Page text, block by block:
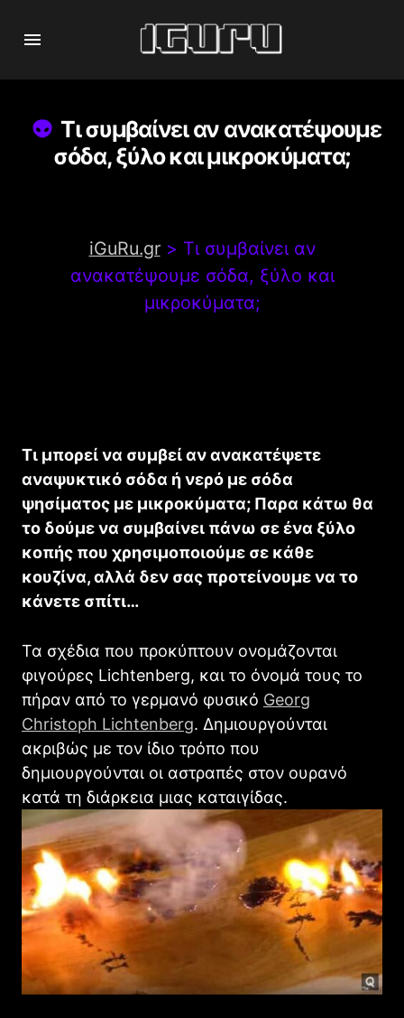
Τι συμβαίνει αν ανακατέψουμε
σόδα, ξύλο και μικροκύματα;
iGuRu.gr> Τι συμβαίνει αν
ανακατέψουμε σόδα, ξύλο και
μικροκύματα;
Τι μπορεί να συμβεί αν ανακατέψετε
αναψυκτικό σόδα ή νερό με σόδα
ψησίματος με μικροκύματα; Παρα κάτω θα
το δούμε να συμβαίνει πάνω σε ένα ξύλο
κοπής που χρησιμοποιούμε σε κάθε
κουζίνα, αλλά δεν σας προτείνουμε να το
κάνετε σπίτι…
Τα σχέδια που προκύπτουν ονομάζονται
φιγούρες Lichtenberg, και το όνομά τους το
πήραν από το γερμανό φυσικό Georg
Christoph Lichtenberg. Δημιουργούνται
ακριβώς με τον ίδιο τρόπο που
δημιουργούνται οι αστραπές στον ουρανό
κατά τη διάρκεια μιας καταιγίδας.